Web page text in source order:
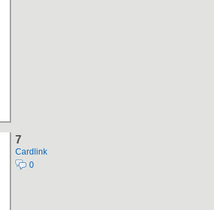
7
Cardlink
0